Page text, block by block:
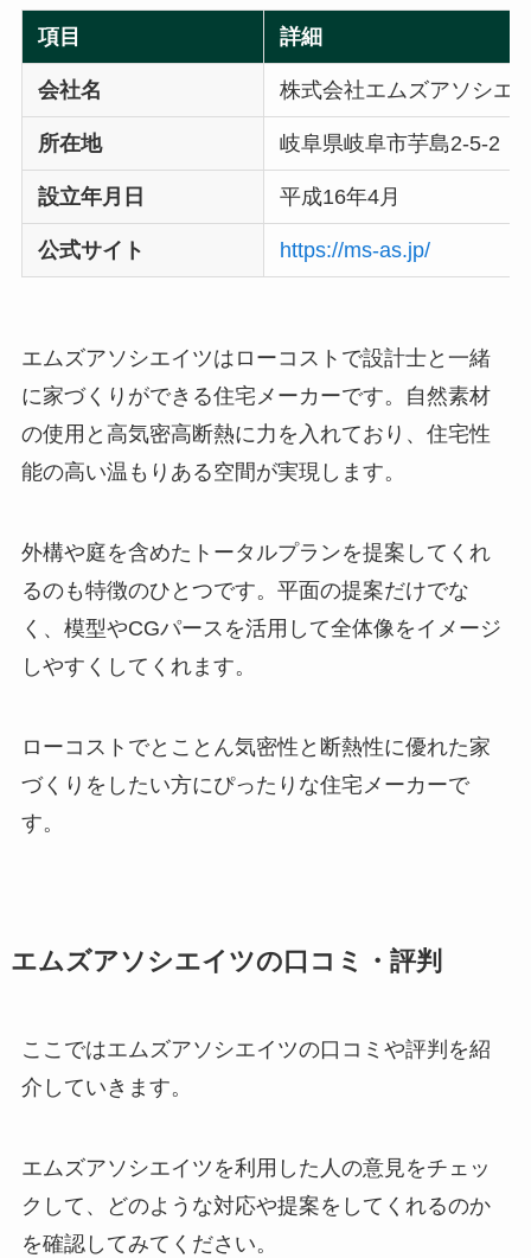
項目 詳細
会社名 株式会社エムズアソシエ
所在地 岐阜県岐阜市芋島2-5-2
設立年月日 平成16年4月
公式サイト https://ms-as.jp/
エムズアソシエイツはローコストで設計士と一緒
に家づくりができる住宅メーカーです。自然素材
の使用と高気密高断熱に力を入れており、住宅性
能の高い温もりある空間が実現します。
外構や庭を含めたトータルプランを提案してくれ
るのも特徴のひとつです。平面の提案だけでな
く、模型やCGパースを活用して全体像をイメージ
しやすくしてくれます。
ローコストでとことん気密性と断熱性に優れた家
づくりをしたい方にぴったりな住宅メーカーで
す。
エムズアソシエイツの口コミ・評判
ここではエムズアソシエイツの口コミや評判を紹
介していきます。
エムズアソシエイツを利用した人の意見をチェッ
クして、どのような対応や提案をしてくれるのか
を確認してみてください。